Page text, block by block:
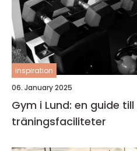
inspiration
06. January 2025
Gym i Lund: en guide
träningsfaciliteter